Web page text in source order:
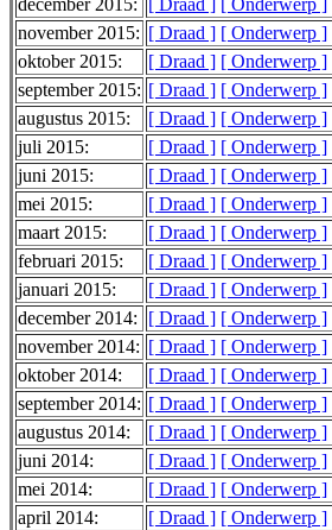
december 2015: [ Draad ] [ Onderwerp ]
november 2015: [ Draad ] [ Onderwerp ]
oktober 2015:
[ Draad ] [ Onderwerp ]
september 2015: [ Draad ] [ Onderwerp ]
augustus 2015:
[ Draad ] [ Onderwerp ]
juli 2015:
[ Draad ] [ Onderwerp ]
juni 2015:
[ Draad ] [ Onderwerp ]
mei 2015:
[ Draad ] [ Onderwerp ]
maart 2015:
[ Draad ] [ Onderwerp ]
februari 2015:
[ Draad ] [ Onderwerp ]
januari 2015:
[ Draad ] [ Onderwerp ]
december 2014:
[ Draad ] [ Onderwerp ]
november 2014: [ Draad ] [ Onderwerp ]
oktober 2014:
[ Draad ] [ Onderwerp ]
september 2014: [ Draad ] [ Onderwerp ]
augustus 2014:
[ Draad ] [ Onderwerp ]
juni 2014:
[ Draad ] [ Onderwerp ]
mei 2014:
[ Draad ] [ Onderwerp ]
april 2014:
[ Draad ] [ Onderwerp ]